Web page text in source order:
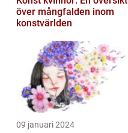
över mångfalden inom
konstvärlden
09 januari 2024